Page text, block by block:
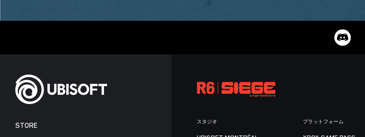
STORE
スタジオ プラットフォーム